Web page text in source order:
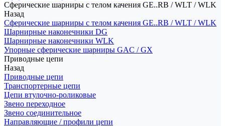
Сферические шарниры с телом качения GE..RB / WLT / WLK
Назад
Сферические шарниры с телом качения GE..RB / WLT / WLK
Шарнирные наконечники DG
Шарнирные наконечники WLK
Упорные сферические шарниры GAC / GX
Приводные цепи
Назад
Приводные цепи
Транспортерные цепи
Цепи втулочно-роликовые
Звено переходное
Звено соединительное
Направляющие / профили цепи